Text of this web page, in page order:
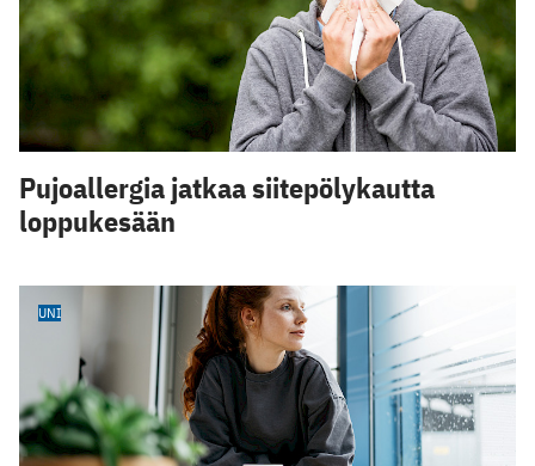
Pujoallergia jatkaa siitepölykautta
loppukesään
UNI